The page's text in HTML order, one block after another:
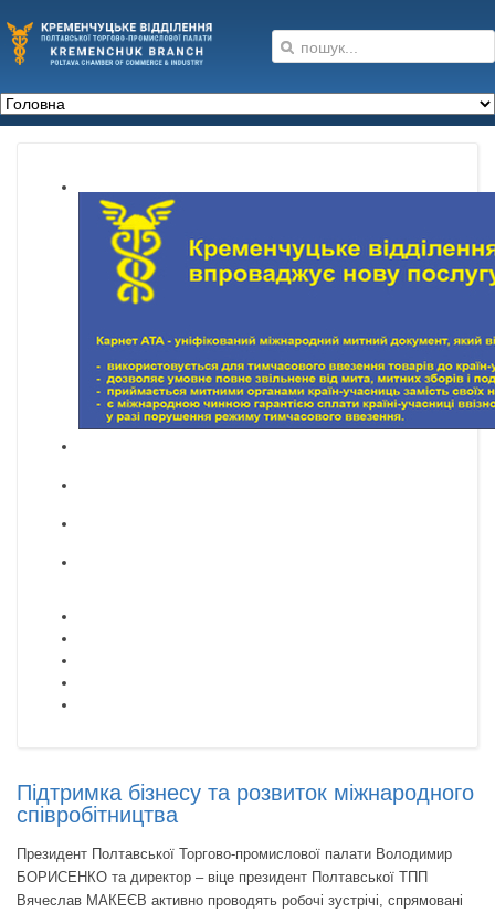
Підтримка бізнесу та розвиток міжнародного
співробітництва
Президент Полтавської Торгово-промислової палати Володимир
БОРИСЕНКО та директор – віце президент Полтавської ТПП
Вячеслав МАКЕЄВ активно проводять робочі зустрічі, спрямовані